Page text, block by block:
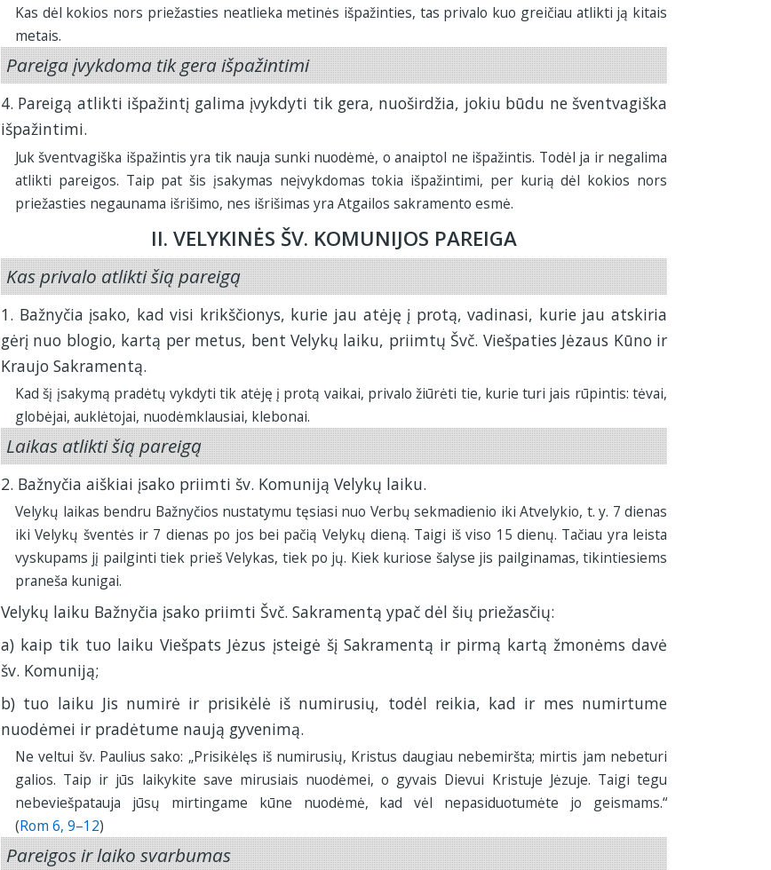
Kas dėl kokios nors priežasties neatlieka metinės išpažinties, tas privalo kuo greičiau atlikti ją kitais
metais.
Pareiga įvykdoma tik gera išpažintimi
4. Pareigą atlikti išpažintį galima įvykdyti tik gera, nuoširdžia, jokiu būdu ne šventvagiška
išpažintimi.
Juk šventvagiška išpažintis yra tik nauja sunki nuodėmė, o anaiptol ne išpažintis. Todėl ja ir negalima
atlikti pareigos. Taip pat šis įsakymas neįvykdomas tokia išpažintimi, per kurią dėl kokios nors
priežasties negaunama išrišimo, nes išrišimas yra Atgailos sakramento esmė.
II. VELYKINĖS ŠV. KOMUNIJOS PAREIGA
Kas privalo atlikti šią pareigą
1. Bažnyčia įsako, kad visi krikščionys, kurie jau atėję į protą, vadinasi, kurie jau atskiria
gėrį nuo blogio, kartą per metus, bent Velykų laiku, priimtų Švč. Viešpaties Jėzaus Kūno ir
Kraujo Sakramentą.
Kad šį įsakymą pradėtų vykdyti tik atėję į protą vaikai, privalo žiūrėti tie, kurie turi jais rūpintis: tėvai,
globėjai, auklėtojai, nuodėmklausiai, klebonai.
Laikas atlikti šią pareigą
2. Bažnyčia aiškiai įsako priimti šv. Komuniją Velykų laiku.
Velykų laikas bendru Bažnyčios nustatymu tęsiasi nuo Verbų sekmadienio iki Atvelykio, t. y. 7 dienas
iki Velykų šventės ir 7 dienas po jos bei pačią Velykų dieną. Taigi iš viso 15 dienų. Tačiau yra leista
vyskupams jį pailginti tiek prieš Velykas, tiek po jų. Kiek kuriose šalyse jis pailginamas, tikintiesiems
praneša kunigai.
Velykų laiku Bažnyčia įsako priimti Švč. Sakramentą ypač dėl šių priežasčių:
a) kaip tik tuo laiku Viešpats Jėzus įsteigė šį Sakramentą ir pirmą kartą žmonėms davė
šv. Komuniją;
b) tuo laiku Jis numirė ir prisikėlė iš numirusių, todėl reikia, kad ir mes numirtume
nuodėmei ir pradėtume naują gyvenimą.
Ne veltui šv. Paulius sako: „Prisikėlęs iš numirusių, Kristus daugiau nebemiršta; mirtis jam nebeturi
galios. Taip ir jūs laikykite save mirusiais nuodėmei, o gyvais Dievui Kristuje Jėzuje. Taigi tegu
nebeviešpatauja jūsų mirtingame kūne nuodėmė, kad vėl nepasiduotumėte jo geismams.“
(Rom 6, 9–12)
Pareigos ir laiko svarbumas